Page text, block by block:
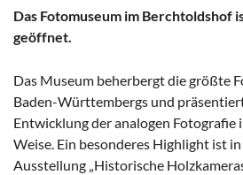
Das Fotomuseum im Berchtoldshof
geöffnet.
Das Museum beherbergt die größte
Baden-Württembergs und
Entwicklung der analogen Fotografie
Weise. Ein besonderes Highlight ist
Ausstellung „Historische